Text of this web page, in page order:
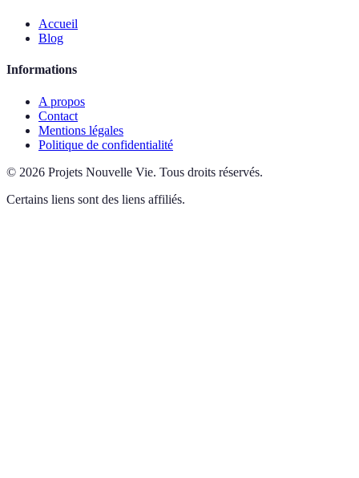
Accueil
Blog
Informations
A propos
Contact
Mentions légales
Politique de confidentialité
© 2026 Projets Nouvelle Vie. Tous droits réservés.
Certains liens sont des liens affiliés.